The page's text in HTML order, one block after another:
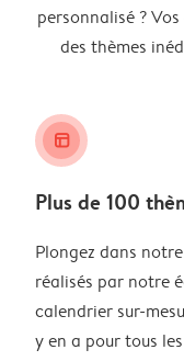
personnalisé ?
des thèmes
layout_alt
Plus de 100
Plongez dans
réalisés par notre
calendrier sur-
y en a pour tous